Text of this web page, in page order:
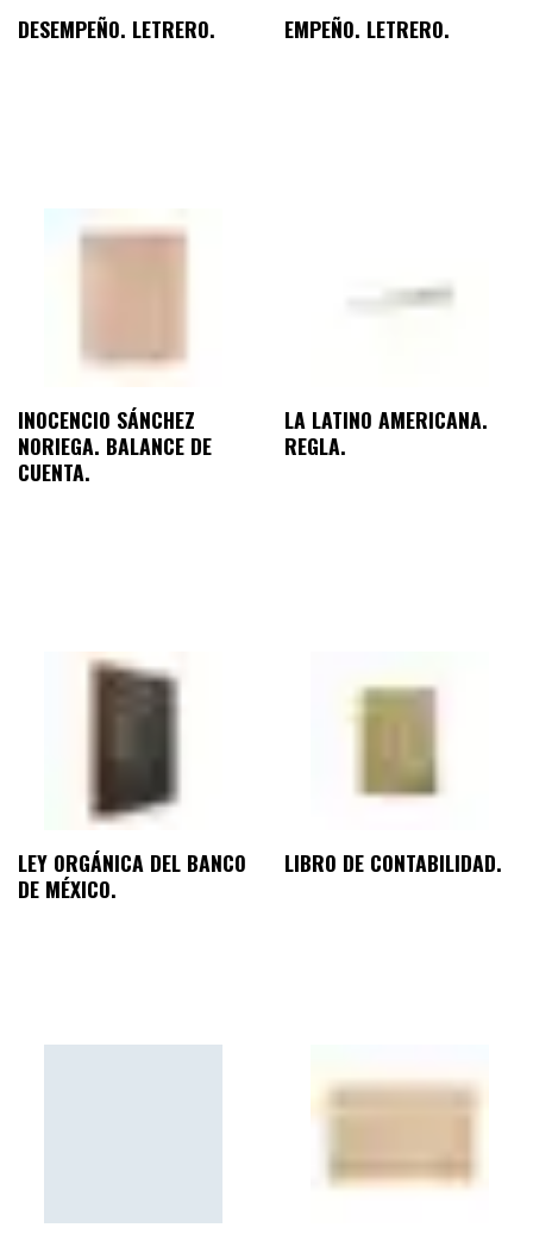
DESEMPEÑO. LETRERO. EMPEÑO. LETRERO.
INOCENCIO SÁNCHEZ
NORIEGA. BALANCE DE
CUENTA.
LA LATINO AMERICANA.
REGLA.
LEY ORGÁNICA DEL BANCO
DE MÉXICO.
LIBRO DE CONTABILIDAD.